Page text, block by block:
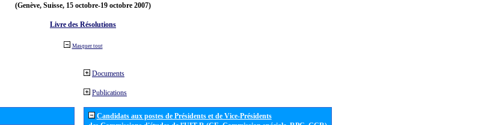
(Genève, Suisse, 15 octobre-19 octobre 2007)
Livre des Résolutions
Masquer tout
Documents
Publications
Candidats aux postes de Présidents et de Vice-Présidents